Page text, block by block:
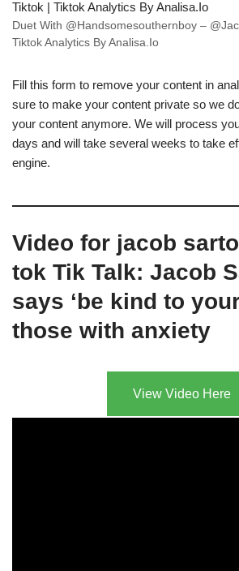
Duet With @Handsomesouthernboy –
Tiktok Analytics By Analisa.Io
Fill this form to remove your content in
sure to make your content private so we
your content anymore. We will process
days and will take several weeks to take
engine.
Video for jacob
tok Tik Talk: Jacob
says ‘be kind to
those with anxiety
View Video Here